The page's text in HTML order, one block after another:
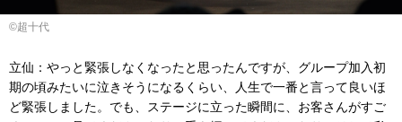
©超十代
立仙：やっと緊張しなくなったと思ったんですが、グループ加入初
期の頃みたいに泣きそうになるくらい、人生で一番と言って良いほ
ど緊張しました。でも、ステージに立った瞬間に、お客さんがすご